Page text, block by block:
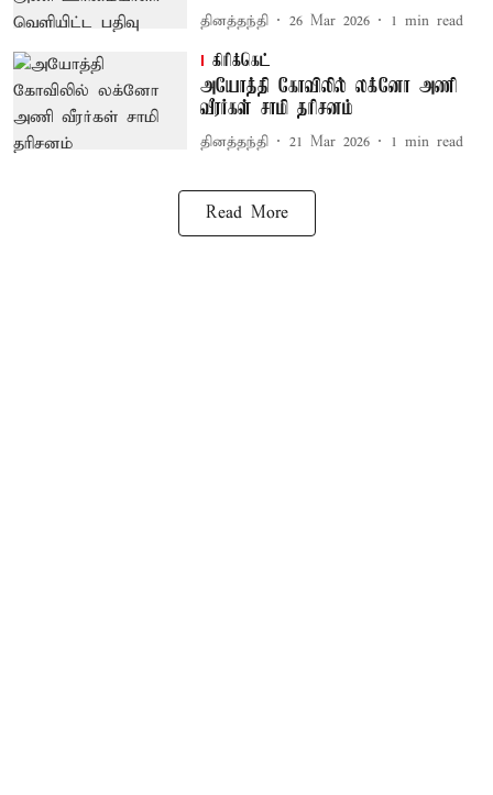
தினத்தந்தி 26 Mar 2026 1 min read
கிரிக்கெட்
அயோத்தி கோவிலில் லக்னோ அணி
வீரர்கள் சாமி தரிசனம்
தினத்தந்தி 21 Mar 2026 1 min read
Read More